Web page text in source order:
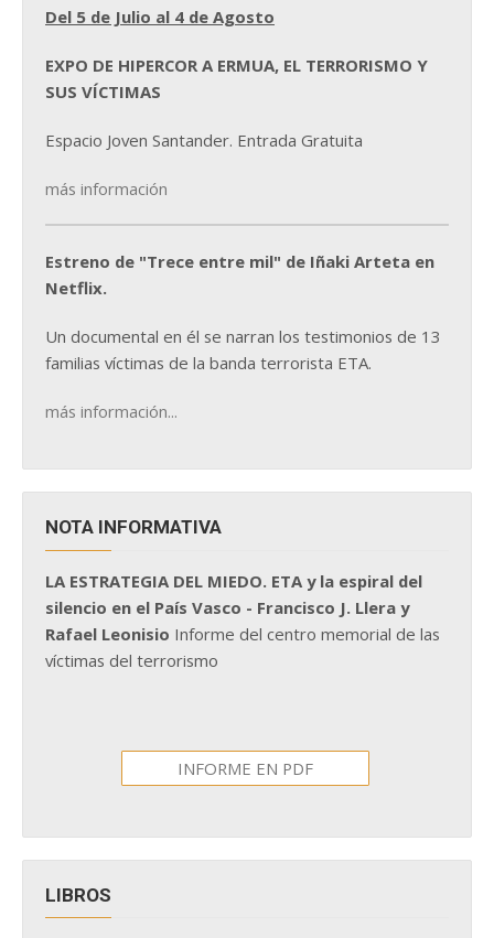
Del 5 de Julio al 4 de Agosto
EXPO DE HIPERCOR A ERMUA, EL TERRORISMO Y
SUS VÍCTIMAS
Espacio Joven Santander. Entrada Gratuita
más información
Estreno de "Trece entre mil" de Iñaki Arteta en
Netflix.
Un documental en él se narran los testimonios de 13
familias víctimas de la banda terrorista ETA.
más información...
NOTA INFORMATIVA
LA ESTRATEGIA DEL MIEDO. ETA y la espiral del
silencio en el País Vasco - Francisco J. Llera y
Rafael Leonisio Informe del centro memorial de las
víctimas del terrorismo
INFORME EN PDF
LIBROS